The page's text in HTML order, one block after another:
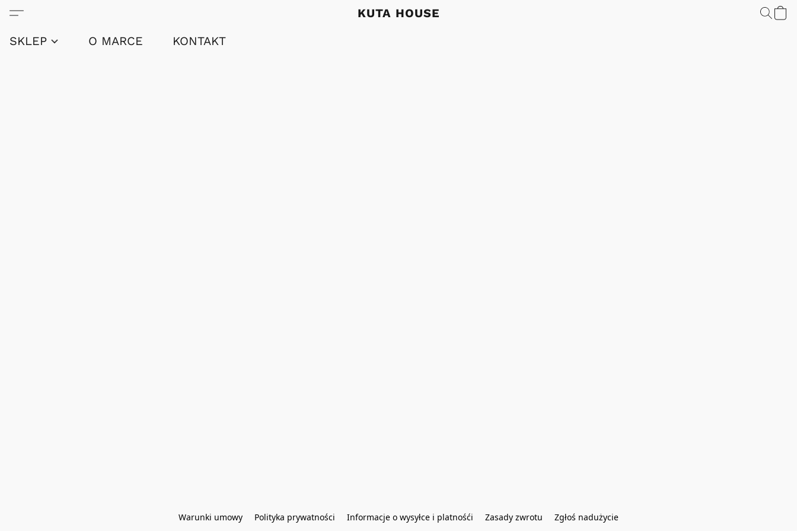
KUTA HOUSE
SKLEP
O MARCE KONTAKT
Warunki umowy Polityka prywatności Informacje o wysyłce i platnośći Zasady zwrotu Zgłoś nadużycie